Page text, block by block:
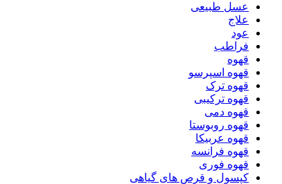
عسل طبیعی
علاج
عود
فراطب
قهوه
قهوه اسپرسو
قهوه ترک
قهوه ترکیبی
قهوه دمی
قهوه روبوستا
قهوه عربیکا
قهوه فرانسه
قهوه فوری
کپسول و قرص های گیاهی